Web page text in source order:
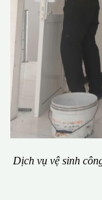
Dịch vụ vệ sinh